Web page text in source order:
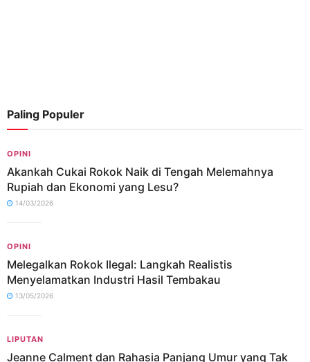
Paling Populer
OPINI
Akankah Cukai Rokok Naik di Tengah Melemahnya
Rupiah dan Ekonomi yang Lesu?
14/03/2026
OPINI
Melegalkan Rokok Ilegal: Langkah Realistis
Menyelamatkan Industri Hasil Tembakau
13/05/2026
LIPUTAN
Jeanne Calment dan Rahasia Panjang Umur yang Tak